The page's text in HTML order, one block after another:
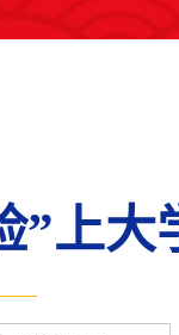
”上大